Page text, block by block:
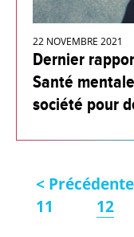
22 NOVEMBRE 2021
Dernier
Santé
société pour
<
11
12